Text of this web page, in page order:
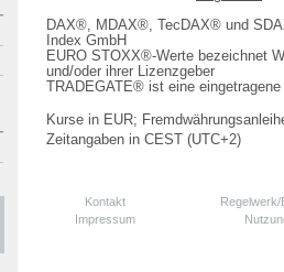
DAX®, MDAX®, TecDAX® und
Index GmbH
EURO STOXX®-Werte bezeichnet
und/oder ihrer Lizenzgeber
TRADEGATE® ist eine
Kurse in EUR;
Zeitangaben in CEST (UTC+2)
Kontakt
Impressum